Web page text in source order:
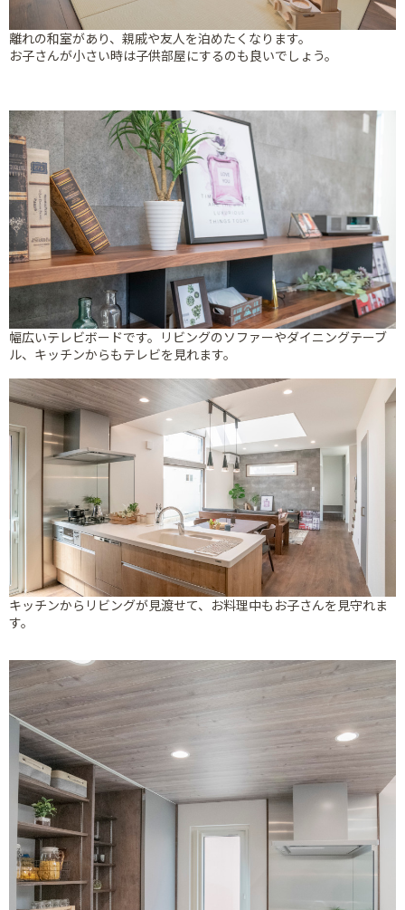
離れの和室があり、親戚や友人を泊めたくなります。
お子さんが小さい時は子供部屋にするのも良いでしょう。
幅広いテレビボードです。リビングのソファーやダイニングテーブ
ル、キッチンからもテレビを見れます。
キッチンからリビングが見渡せて、お料理中もお子さんを見守れま
す。